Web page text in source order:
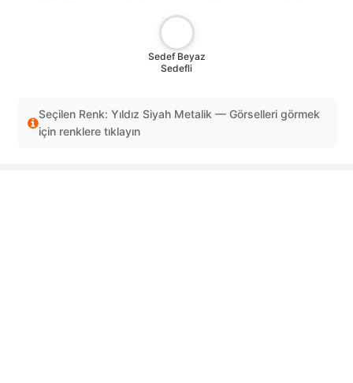
Sedef Beyaz
Sedefli
Seçilen Renk: Yıldız Siyah Metalik — Görselleri görmek
için renklere tıklayın